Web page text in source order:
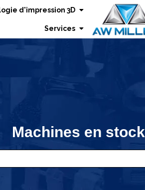
d'impression 3D
Services
Machines en stock